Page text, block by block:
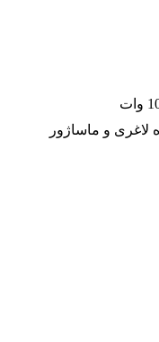
و ماساژور